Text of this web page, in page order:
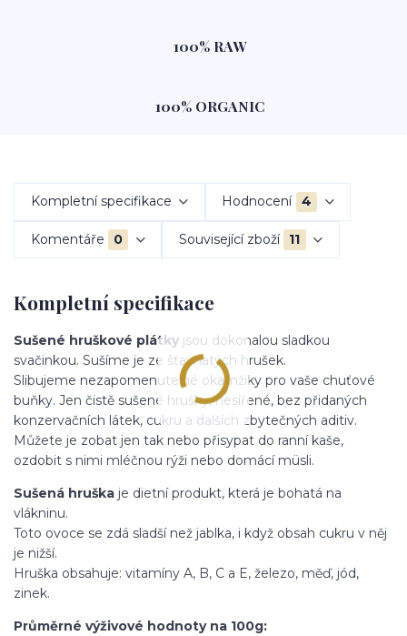
100% RAW
100% ORGANIC
Kompletní specifikace Hodnocení 4
Komentáře 0 Související zboží 11
Kompletní specifikace
Sušené hruškové plátky jsou dokonalou sladkou
svačinkou. Sušíme je ze šťavnatých hrušek.
Slibujeme nezapomenutelné okamžiky pro vaše chuťové
buňky. Jen čistě sušené hrušky, nesířené, bez přidaných
konzervačních látek, cukru a dalších zbytečných aditiv.
Můžete je zobat jen tak nebo přisypat do ranní kaše,
ozdobit s nimi mléčnou rýži nebo domácí müsli.
Sušená hruška je dietní produkt, která je bohatá na
vlákninu.
Toto ovoce se zdá sladší než jablka, i když obsah cukru v něj
je nižší.
Hruška obsahuje: vitamíny A, B, C a E, železo, měď, jód,
zinek.
Průměrné výživové hodnoty na 100g: